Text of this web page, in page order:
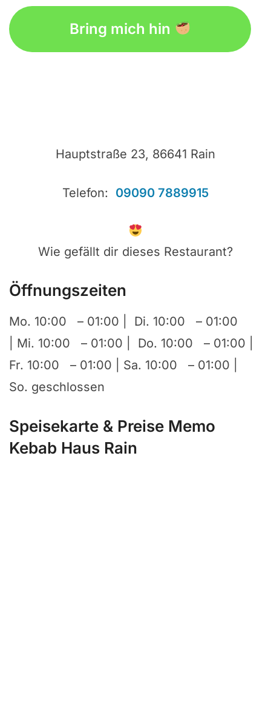
Bring mich hin
Hauptstraße 23, 86641 Rain
Telefon: 09090 7889915
Wie gefällt dir dieses Restaurant?
Öffnungszeiten
Mo. 10:00 – 01:00 | Di. 10:00 – 01:00
| Mi. 10:00 – 01:00 | Do. 10:00 – 01:00
Fr. 10:00 – 01:00 | Sa. 10:00 – 01:00
So. geschlossen
Speisekarte & Preise Memo
Kebab Haus Rain